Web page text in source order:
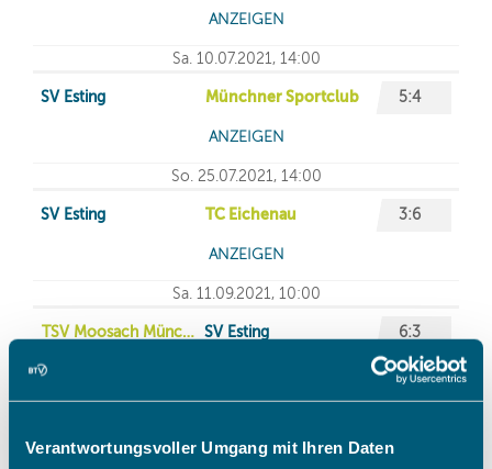
Verantwortungsvoller Umgang mit Ihren Daten